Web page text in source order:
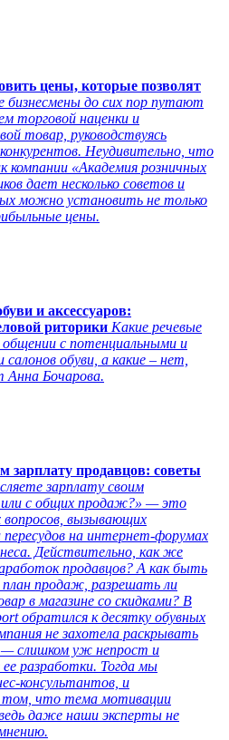
цены, которые позволят
бизнесмены до сих пор путают
торговой наценки и
товар, руководствуясь
Неудивительно, что
компании «Академия розничных
дает несколько советов и
можно установить не только
цены.
и аксессуаров:
риторики Какие речевые
с потенциальными и
обуви, а какие – нет,
Анна Бочарова.
зарплату продавцов: советы
зарплату своим
или с общих продаж?» — это
вопросов, вызывающих
на интернет-форумах
Действительно, как же
продавцов? А как быть
продаж, разрешать ли
в магазине со скидками? В
обратился к десятку обувных
не захотела раскрывать
слишком уж непрост и
ее разработки. Тогда мы
консультантов, и
том, что тема мотивации
даже наши эксперты не